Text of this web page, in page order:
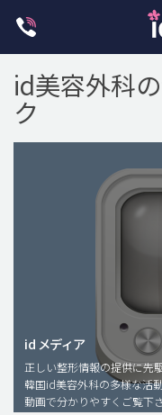
脂肪注入(アンチエイジング)
豊胸手術・バストアップ
プチ整形
id美容外科
ク
id メディア
正しい整形情報の提供に先
韓国id美容外科の多様な活
動画で分かりやすくご覧下さ